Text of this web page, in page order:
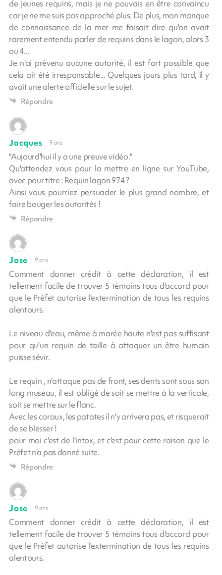
de jeunes requins, mais je ne pouvais en être convaincu
car je ne me suis pas approché plus. De plus, mon manque
de connaissance de la mer me faisait dire qu'on avait
rarement entendu parler de requins dans le lagon, alors 3
ou 4...
Je n'ai prévenu aucune autorité, il est fort possible que
cela ait été irresponsable... Quelques jours plus tard, il y
avait une alerte officielle sur le sujet.
Répondre
Jacques 9 ans
"Aujourd'hui il y a une preuve vidéo."
Qu'attendez vous pour la mettre en ligne sur YouTube,
avec pour titre : Requin lagon 974 ?
Ainsi vous pourriez persuader le plus grand nombre, et
faire bouger les autorités !
Répondre
Jose 9 ans
Comment donner crédit à cette déclaration, il est
tellement facile de trouver 5 témoins tous d'accord pour
que le Préfet autorise l'extermination de tous les requins
alentours.
Le niveau d'eau, même à marée haute n'est pas suffisant
pour qu'un requin de taille à attaquer un être humain
puisse sévir.
Le requin , n'attaque pas de front, ses dents sont sous son
long museau, il est obligé de soit se mettre à la verticale,
soit se mettre sur le flanc.
Avec les coraux, les patates il n'y arrivera pas, et risquerait
de se blesser !
pour moi c'est de l'intox, et c'est pour cette raison que le
Préfet n'a pas donné suite.
Répondre
Jose 9 ans
Comment donner crédit à cette déclaration, il est
tellement facile de trouver 5 témoins tous d'accord pour
que le Préfet autorise l'extermination de tous les requins
alentours.